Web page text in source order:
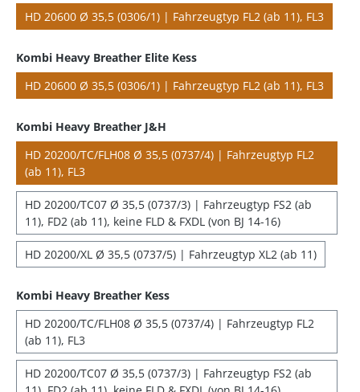
HD 20600 Ø 35,5 (0306/1) | Fahrzeugtyp FL2 (ab 11), FL3
Kombi Heavy Breather Elite Kess
HD 20600 Ø 35,5 (0306/1) | Fahrzeugtyp FL2 (ab 11), FL3
Kombi Heavy Breather J&H
HD 20200/TC/FLH08 Ø 35,5 (0737/4) | Fahrzeugtyp FL2
(ab 11), FL3
HD 20200/TC07 Ø 35,5 (0737/3) | Fahrzeugtyp FS2 (ab
11), FD2 (ab 11), keine FLD & FXDL (von BJ 14-16)
HD 20200/XL Ø 35,5 (0737/5) | Fahrzeugtyp XL2 (ab 11)
Kombi Heavy Breather Kess
HD 20200/TC/FLH08 Ø 35,5 (0737/4) | Fahrzeugtyp FL2
(ab 11), FL3
HD 20200/TC07 Ø 35,5 (0737/3) | Fahrzeugtyp FS2 (ab